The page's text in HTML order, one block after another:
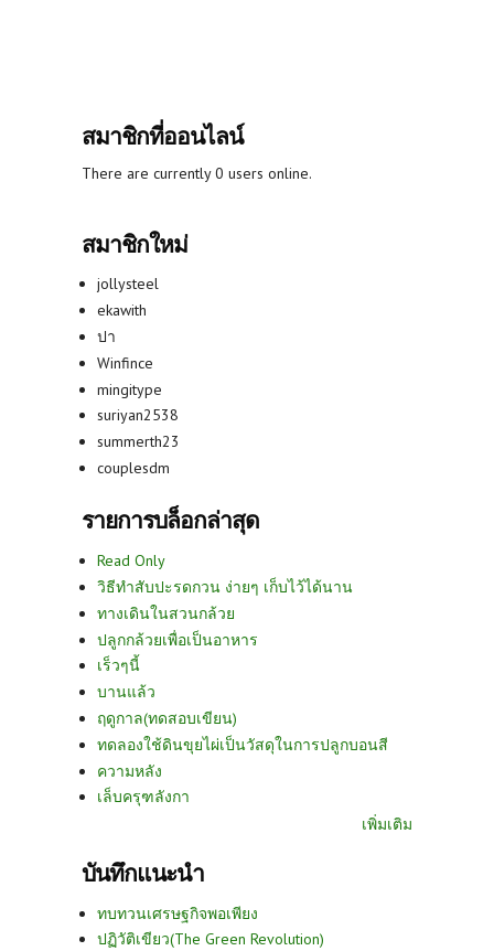
สมาชิกที่ออนไลน์
There are currently 0 users online.
สมาชิกใหม่
jollysteel
ekawith
ปา
Winfince
mingitype
suriyan2538
summerth23
couplesdm
รายการบล็อกล่าสุด
Read Only
วิธีทำสับปะรดกวน ง่ายๆ เก็บไว้ได้นาน
ทางเดินในสวนกล้วย
ปลูกกล้วยเพื่อเป็นอาหาร
เร็วๆนี้
บานแล้ว
ฤดูกาล(ทดสอบเขียน)
ทดลองใช้ดินขุยไผ่เป็นวัสดุในการปลูกบอนสี
ความหลัง
เล็บครุฑลังกา
เพิ่มเติม
บันทึกแนะนำ
ทบทวนเศรษฐกิจพอเพียง
ปฏิวัติเขียว(The Green Revolution)